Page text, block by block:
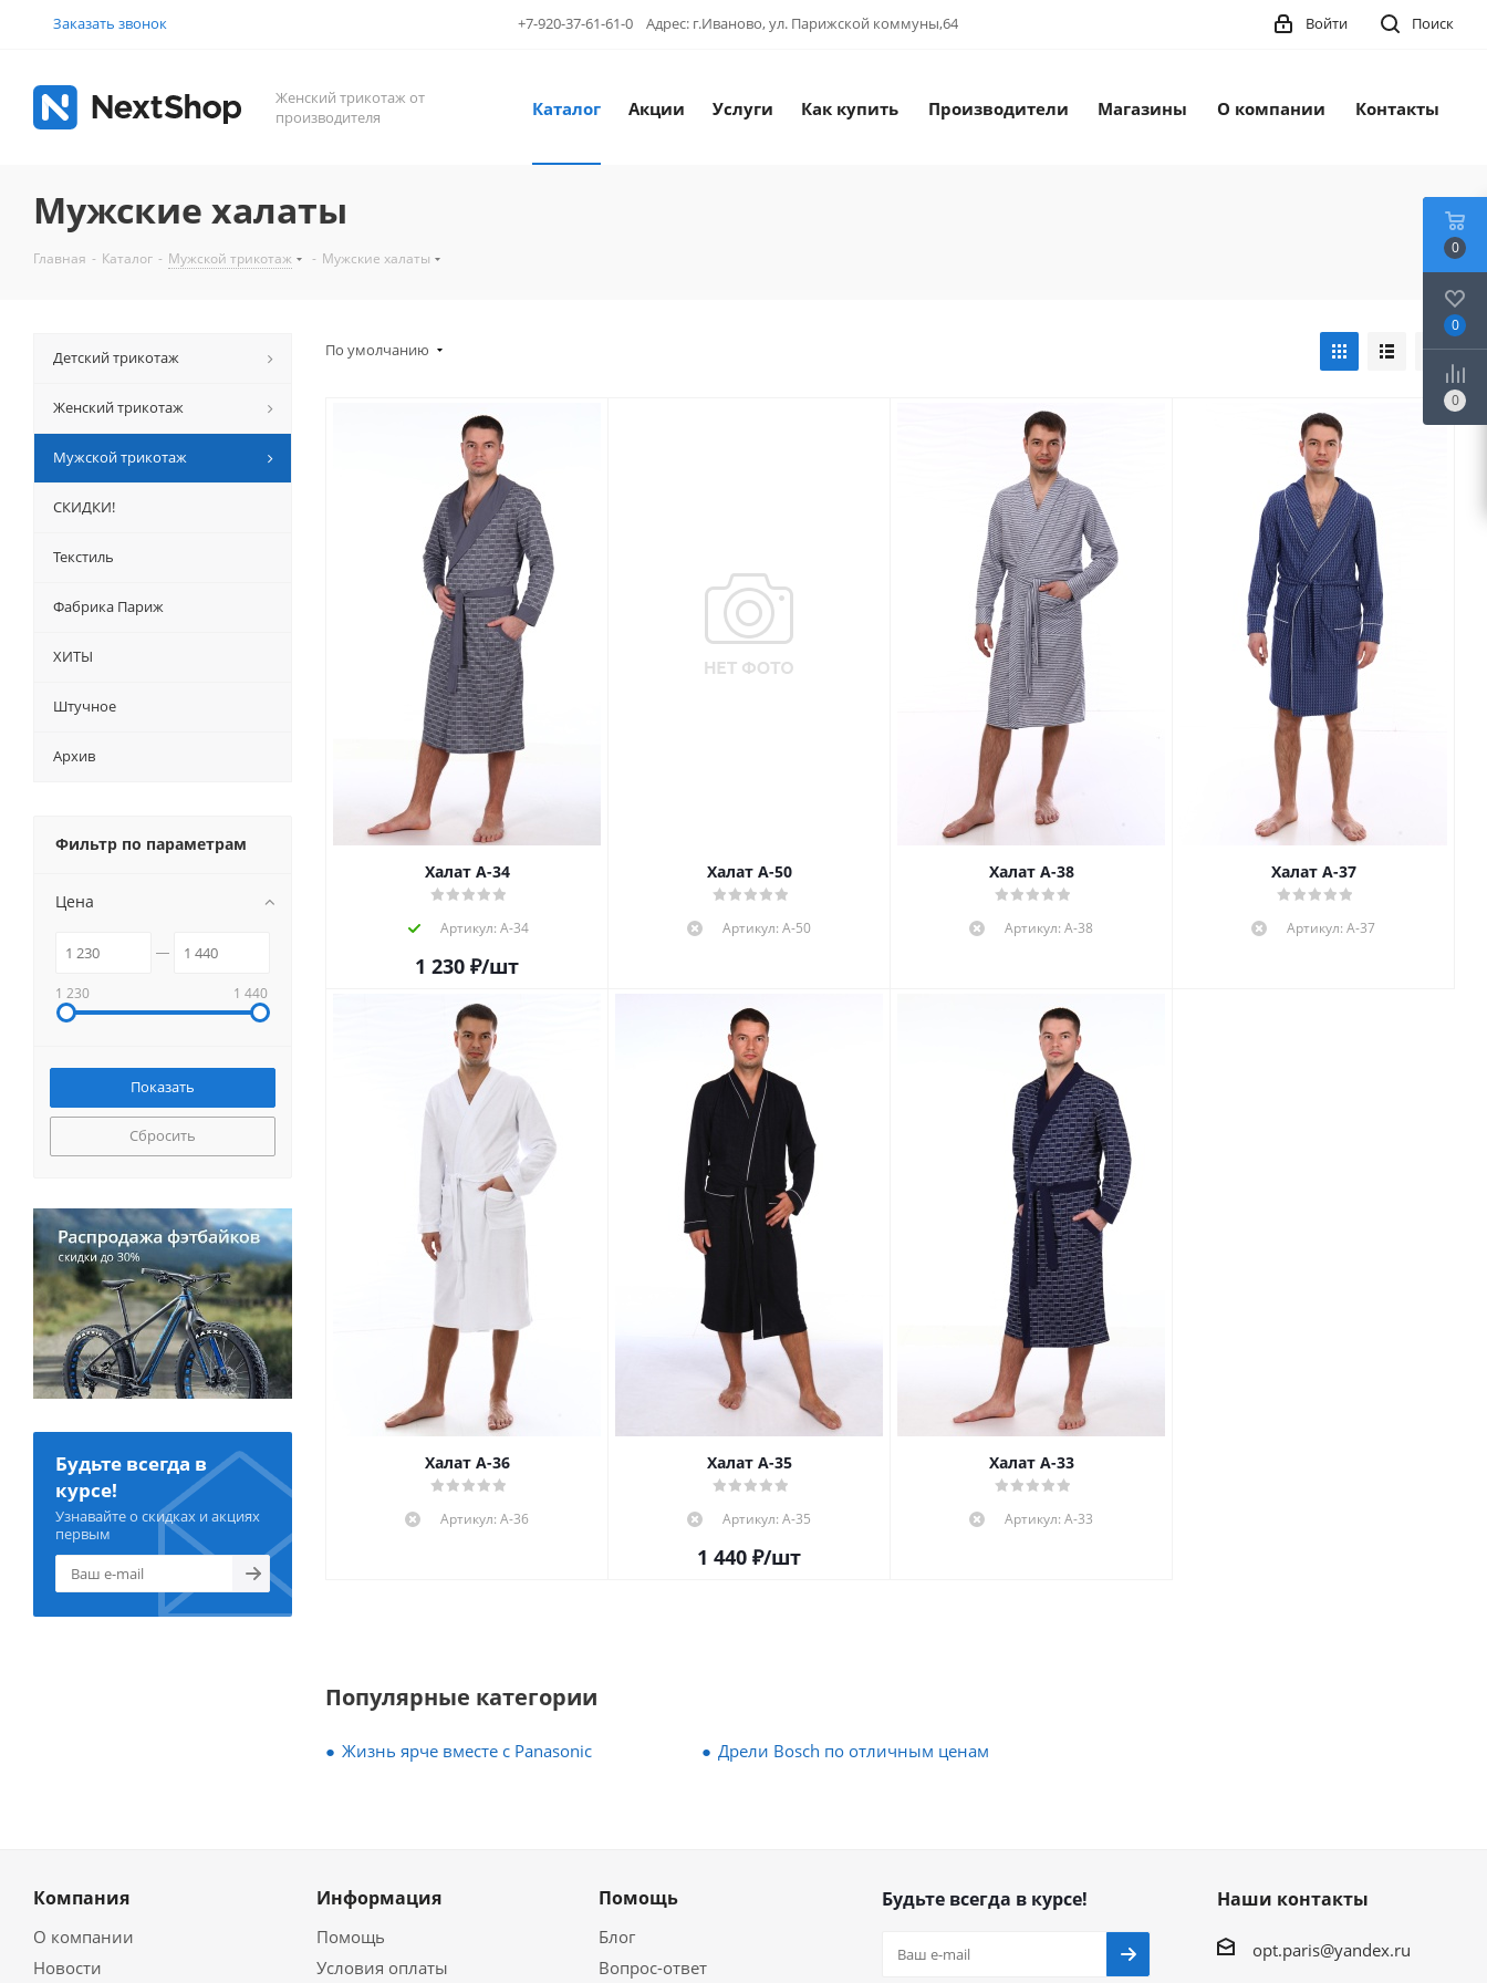
Заказать звонок +7-920-37-61-61-0 Адрес: г.Иваново, ул. Парижской коммуны,64 Поиск
Войти
Женский трикотаж от
производителя
Каталог Акции Услуги Как купить Производители Магазины О компании Контакты
Мужские халаты
Главная - Каталог - Мужской трикотаж - Мужские халаты
По умолчанию
Халат А-34
Артикул: А-34
1 230 ₽/шт
Халат А-50
Артикул: А-50
Халат А-38
Артикул: А-38
Халат А-37
Артикул: А-37
Халат А-36
Артикул: А-36
Халат А-35
Артикул: А-35
1 440 ₽/шт
Халат А-33
Артикул: А-33
Популярные категории
Жизнь ярче вместе с Panasonic Дрели Bosch по отличным ценам
Детский трикотаж
Женский трикотаж
Мужской трикотаж
СКИДКИ!
Текстиль
Фабрика Париж
ХИТЫ
Штучное
Архив
Фильтр по параметрам
Цена
1 230 1 440
Сбросить
Будьте всегда в
курсе!
Узнавайте о скидках и акциях
первым
Компания
О компании
Новости
Информация
Помощь
Условия оплаты
Помощь
Блог
Вопрос-ответ
Будьте всегда в курсе! Наши контакты
opt.paris@yandex.ru
0
0
0